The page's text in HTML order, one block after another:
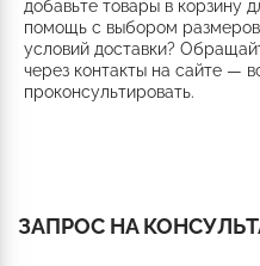
добавьте товары в корзину
помощь с выбором
условий доставки?
через контакты на сайте —
проконсультировать.
ЗАПРОС НА